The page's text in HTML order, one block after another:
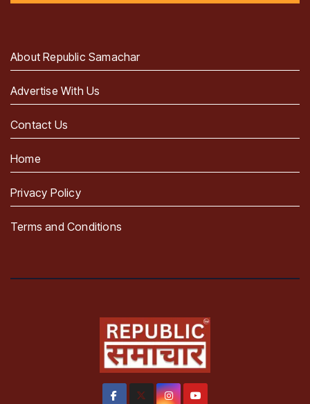
About Republic Samachar
Advertise With Us
Contact Us
Home
Privacy Policy
Terms and Conditions